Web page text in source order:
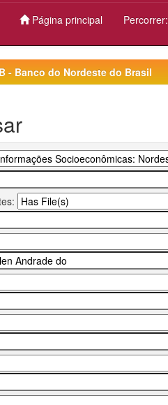
Página principal Percorrer:
- Banco do Nordeste do Brasil